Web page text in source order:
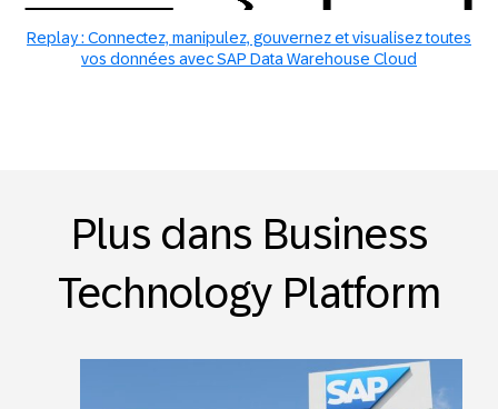
Replay : Connectez, manipulez, gouvernez et visualisez toutes
vos données avec SAP Data Warehouse Cloud
Plus dans Business
Technology Platform